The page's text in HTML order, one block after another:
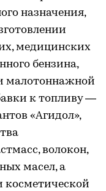
назначения,
медицинских
бензина,
малотоннажной
к топливу —
«Агидол»,
волокон,
масел, а
косметической